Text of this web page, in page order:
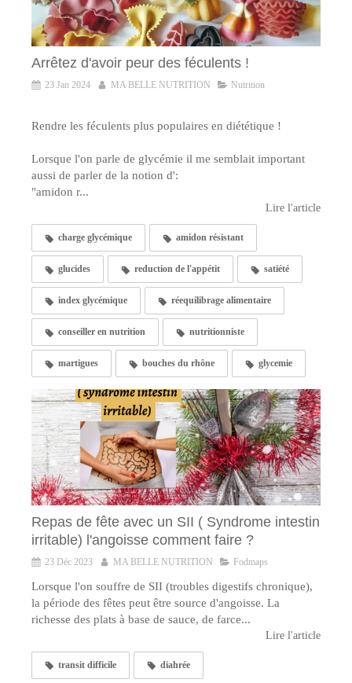
Arrêtez d'avoir peur des féculents !
23 Jan 2024 MA BELLE NUTRITION Nutrition
Rendre les féculents plus populaires en diététique !
Lorsque l'on parle de glycémie il me semblait important
aussi de parler de la notion d':
"amidon r...
Lire l'article
charge glycémique amidon résistant
glucides reduction de l'appétit satiété
index glycémique réequilibrage alimentaire
conseiller en nutrition nutritionniste
martigues bouches du rhône glycemie
Repas de fête avec un SII ( Syndrome intestin
irritable) l'angoisse comment faire ?
23 Déc 2023 MA BELLE NUTRITION Fodmaps
Lorsque l'on souffre de SII (troubles digestifs chronique),
la période des fêtes peut être source d'angoisse. La
richesse des plats à base de sauce, de farce...
Lire l'article
transit difficile diahrée